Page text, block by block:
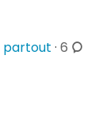
partout · 6 c
o